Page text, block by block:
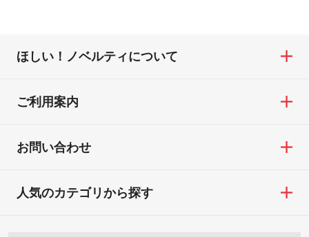
ほしい！ノベルティについて
ご利用案内
お問い合わせ
人気のカテゴリから探す